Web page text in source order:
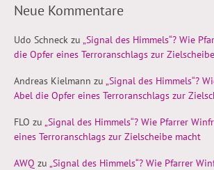
Neue Kommentare
Udo Schneck zu „Signal des Himmels“? Wie
die Opfer eines Terroranschlags zur
Andreas Kielmann zu „Signal des Himmels“?
Abel die Opfer eines Terroranschlags zur
FLO zu „Signal des Himmels“? Wie Pfarrer
eines Terroranschlags zur Zielscheibe macht
AWQ zu „Signal des Himmels“? Wie Pfarrer